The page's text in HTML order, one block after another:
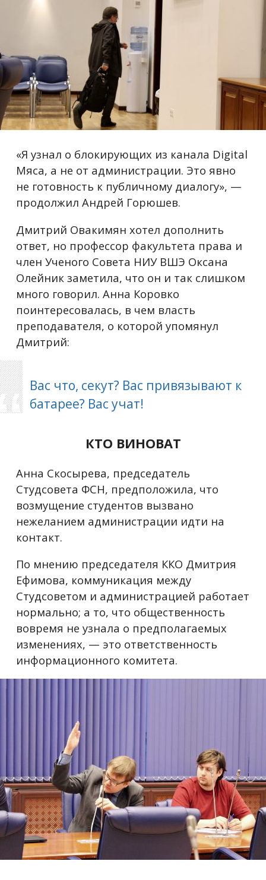
«Я узнал о блокирующих из канала Digital
Мяса, а не от администрации. Это явно
не готовность к публичному диалогу», —
продолжил Андрей Горюшев.
Дмитрий Овакимян хотел дополнить
ответ, но профессор факультета права и
член Ученого Совета НИУ ВШЭ Оксана
Олейник заметила, что он и так слишком
много говорил. Анна Коровко
поинтересовалась, в чем власть
преподавателя, о которой упомянул
Дмитрий:
Вас что, секут? Вас привязывают к
батарее? Вас учат!
КТО ВИНОВАТ
Анна Скосырева, председатель
Студсовета ФСН, предположила, что
возмущение студентов вызвано
нежеланием администрации идти на
контакт.
По мнению председателя ККО Дмитрия
Ефимова, коммуникация между
Студсоветом и администрацией работает
нормально; а то, что общественность
вовремя не узнала о предполагаемых
изменениях, — это ответственность
информационного комитета.